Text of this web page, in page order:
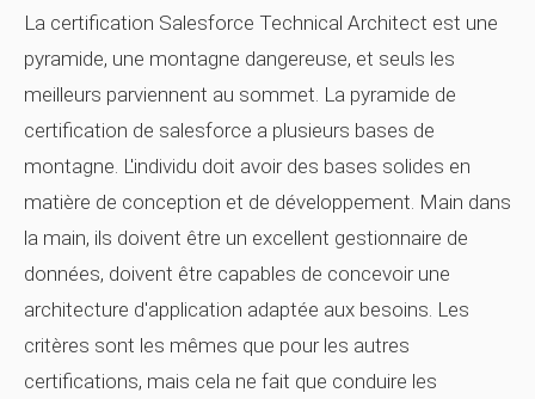
La certification Salesforce Technical Architect est une
pyramide, une montagne dangereuse, et seuls les
meilleurs parviennent au sommet. La pyramide de
certification de salesforce a plusieurs bases de
montagne. L'individu doit avoir des bases solides en
matière de conception et de développement. Main dans
la main, ils doivent être un excellent gestionnaire de
données, doivent être capables de concevoir une
architecture d'application adaptée aux besoins. Les
critères sont les mêmes que pour les autres
certifications, mais cela ne fait que conduire les